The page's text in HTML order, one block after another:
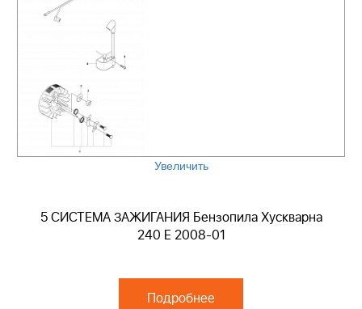
Увеличить
5 СИСТЕМА ЗАЖИГАНИЯ Бензопила Хускварна
240 E 2008-01
Подробнее